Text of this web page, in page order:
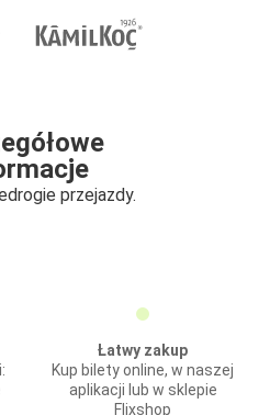
przejazdy.
Łatwy zakup
Kup bilety online, w naszej
aplikacji lub w sklepie
Flixshop